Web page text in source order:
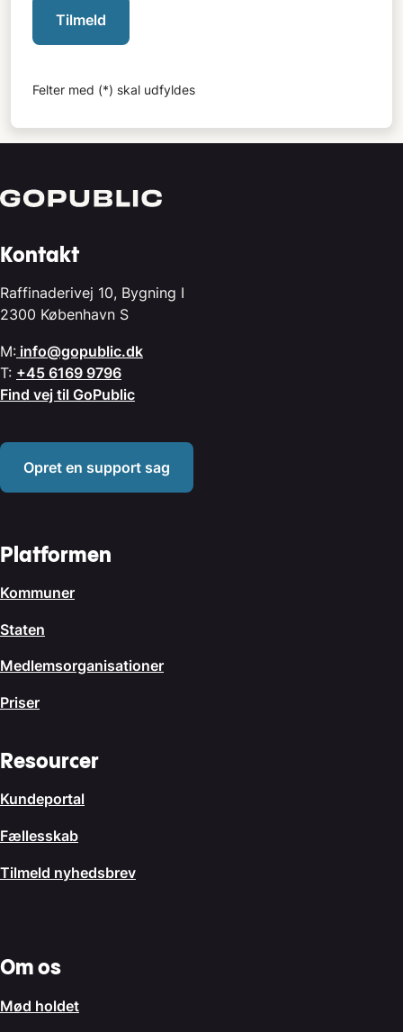
Tilmeld
Felter med (*) skal udfyldes
Kontakt
Raffinaderivej 10, Bygning I
2300 København S
M: info@gopublic.dk
T: +45 6169 9796
Find vej til GoPublic
Opret en support sag
Platformen
Kommuner
Staten
Medlemsorganisationer
Priser
Resourcer
Kundeportal
Fællesskab
Tilmeld nyhedsbrev
Om os
Mød holdet